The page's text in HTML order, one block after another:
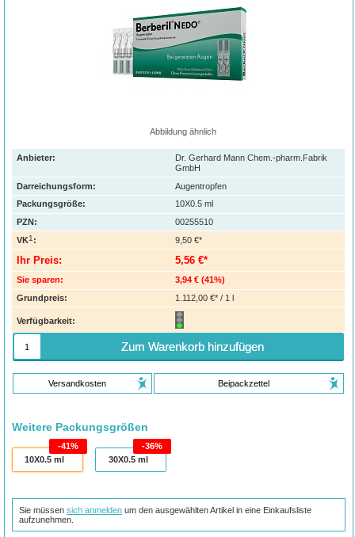
Abbildung ähnlich
Anbieter:
Dr. Gerhard Mann Chem.-pharm.Fabrik
GmbH
Darreichungsform:
Augentropfen
Packungsgröße:
10X0.5 ml
PZN:
00255510
VK1: 9,50 €*
Ihr Preis: 5,56 €*
Sie sparen: 3,94 € (41%)
Grundpreis:
1.112,00 €* / 1 l
Verfügbarkeit:
Zum Warenkorb hinzufügen
Versandkosten Beipackzettel
Weitere Packungsgrößen
10X0.5 ml
41%
30X0.5ml
36%
Sie müssensich anmelden um den ausgewählten Artikel in eine Einkaufsliste
aufzunehmen.